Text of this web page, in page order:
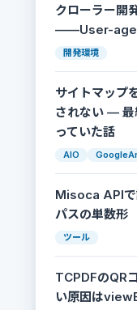
クローラー開
——User-
開発環境
サイトマップ
されない — 最
っていた話
AIO
Misoca APIで
パスの単数形
ツール
TCPDFのQR
い原因は